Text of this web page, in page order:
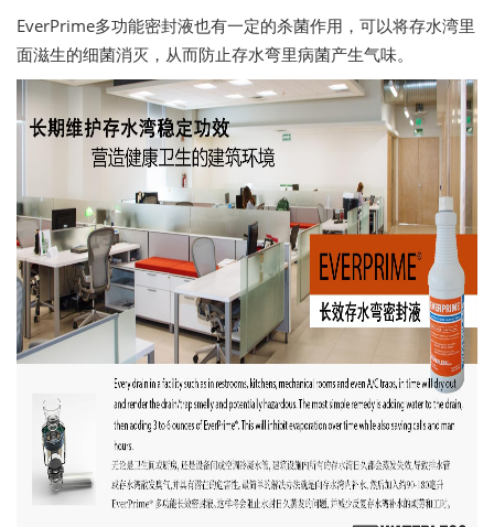
EverPrime多功能密封液也有一定的杀菌作用，可以将存水湾里
面滋生的细菌消灭，从而防止存水弯里病菌产生气味。